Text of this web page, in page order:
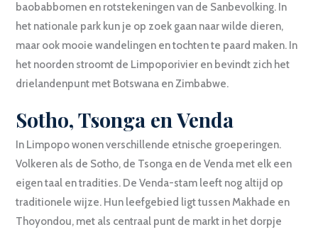
baobabbomen en rotstekeningen van de Sanbevolking. In
het nationale park kun je op zoek gaan naar wilde dieren,
maar ook mooie wandelingen en tochten te paard maken. In
het noorden stroomt de Limpoporivier en bevindt zich het
drielandenpunt met Botswana en Zimbabwe.
Sotho, Tsonga en Venda
In Limpopo wonen verschillende etnische groeperingen.
Volkeren als de Sotho, de Tsonga en de Venda met elk een
eigen taal en tradities. De Venda-stam leeft nog altijd op
traditionele wijze. Hun leefgebied ligt tussen Makhade en
Thoyondou, met als centraal punt de markt in het dorpje